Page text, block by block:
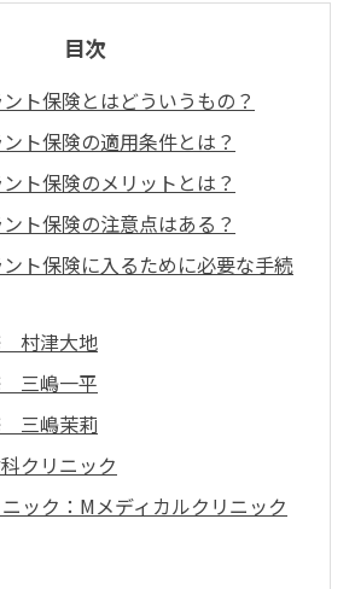
目次
ト保険とはどういうもの？
ト保険の適用条件とは？
ト保険のメリットとは？
ト保険の注意点はある？
ト保険に入るために必要な手続
村津大地
三嶋一平
三嶋茉莉
クリニック
ック：Mメディカルクリニック